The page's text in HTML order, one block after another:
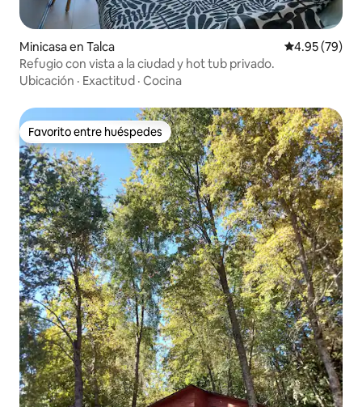
Minicasa en Talca Calificación
4.95 (79)
Refugio con vista a la ciudad y hot tub privado.
Ubicación · Exactitud · Cocina
Favorito entre huéspedes
Favorito entre huéspedes